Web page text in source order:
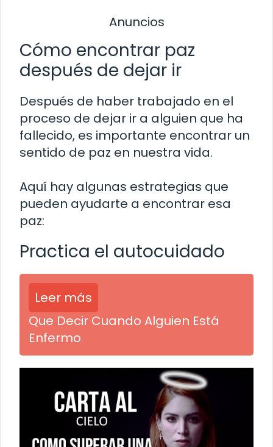
Anuncios
Cómo encontrar paz
después de dejar ir
Después de haber trabajado en el
proceso de dejar ir a alguien que ha
fallecido, es importante encontrar un
sentido de paz en nuestra vida.
Aquí hay algunas estrategias que
pueden ayudarte a encontrar esa
paz:
Practica el autocuidado
Leer más
Que Decir Cuando Alguien Está
Enfermo